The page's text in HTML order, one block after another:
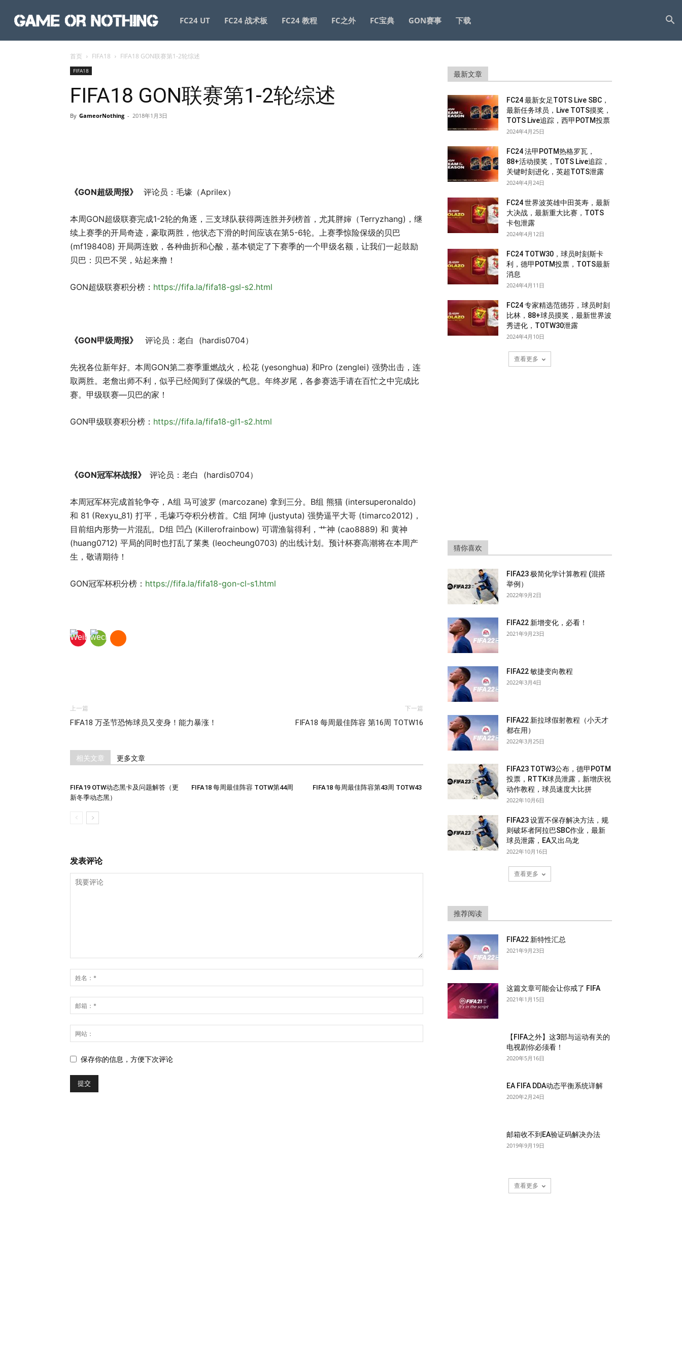
GameorNothing
FC24 UT FC24 战术板 FC24 教程 FC之外 FC宝典 GON赛事 下载
首页 FIFA18 FIFA18 GON联赛第1-2轮综述
FIFA18
FIFA18 GON联赛第1-2轮综述
By GameorNothing - 2018年1月3日
《GON超级周报》 评论员：毛壕（Aprilex）
本周GON超级联赛完成1-2轮的角逐，三支球队获得两连胜并列榜首，尤其胖婶（Terryzhang)，继
续上赛季的开局奇迹，豪取两胜，他状态下滑的时间应该在第5-6轮。上赛季惊险保级的贝巴
(mf198408) 开局两连败，各种曲折和心酸，基本锁定了下赛季的一个甲级名额，让我们一起鼓励
贝巴：贝巴不哭，站起来撸！
GON超级联赛积分榜： https://fifa.la/fifa18-gsl-s2.html
《GON甲级周报》 评论员：老白 (hardis0704）
先祝各位新年好。本周GON第二赛季重燃战火，松花 (yesonghua) 和Pro (zenglei) 强势出击，连
取两胜。老詹出师不利，似乎已经闻到了保级的气息。年终岁尾，各参赛选手请在百忙之中完成比
赛。甲级联赛—贝巴的家！
GON甲级联赛积分榜： https://fifa.la/fifa18-gl1-s2.html
《GON冠军杯战报》 评论员：老白 (hardis0704）
本周冠军杯完成首轮争夺，A组 马可波罗 (marcozane) 拿到三分。B组 熊猫 (intersuperonaldo)
和 81 (Rexyu_81) 打平，毛壕巧夺积分榜首。C组 阿坤 (justyuta) 强势逼平大哥 (timarco2012)，
目前组内形势一片混乱。D组 凹凸 (Killerofrainbow) 可谓渔翁得利，艹神 (cao8889) 和 黄神
(huang0712) 平局的同时也打乱了莱奥 (leocheung0703) 的出线计划。预计杯赛高潮将在本周产
生，敬请期待！
GON冠军杯积分榜： https://fifa.la/fifa18-gon-cl-s1.html
上一篇
FIFA18 万圣节恐怖球员又变身！能力暴涨！
下一篇
FIFA18 每周最佳阵容 第16周 TOTW16
相关文章 更多文章
FIFA19 OTW动态黑卡及问题解答（更
新冬季动态黑）
FIFA18 每周最佳阵容 TOTW第44周 FIFA18 每周最佳阵容第43周 TOTW43
发表评论
保存你的信息，方便下次评论
最新文章
FC24 最新女足TOTS Live SBC，
最新任务球员，Live TOTS摸奖，
TOTS Live追踪，西甲POTM投票
2024年4月25日
FC24 法甲POTM热格罗瓦，
88+活动摸奖，TOTS Live追踪，
关键时刻进化，英超TOTS泄露
2024年4月24日
FC24 世界波英雄中田英寿，最新
大决战，最新重大比赛，TOTS
卡包泄露
2024年4月12日
FC24 TOTW30，球员时刻斯卡
利，德甲POTM投票，TOTS最新
消息
2024年4月11日
FC24 专家精选范德芬，球员时刻
比林，88+球员摸奖，最新世界波
秀进化，TOTW30泄露
2024年4月10日
查看更多
猜你喜欢
FIFA23 极简化学计算教程 (混搭
举例）
2022年9月2日
FIFA22 新增变化，必看！
2021年9月23日
FIFA22 敏捷变向教程
2022年3月4日
FIFA22 新拉球假射教程（小天才
都在用）
2022年3月25日
FIFA23 TOTW3公布，德甲POTM
投票，RTTK球员泄露，新增庆祝
动作教程，球员速度大比拼
2022年10月6日
FIFA23 设置不保存解决方法，规
则破坏者阿拉巴SBC作业，最新
球员泄露，EA又出乌龙
2022年10月16日
查看更多
推荐阅读
FIFA22 新特性汇总
2021年9月23日
这篇文章可能会让你戒了 FIFA
2021年1月15日
【FIFA之外】这3部与运动有关的
电视剧你必须看！
2020年5月16日
EA FIFA DDA动态平衡系统详解
2020年2月24日
邮箱收不到EA验证码解决办法
2019年9月19日
查看更多